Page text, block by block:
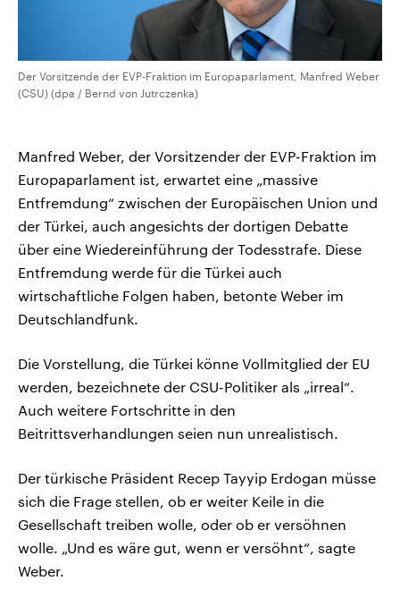
Der Vorsitzende der EVP-Fraktion im Europaparlament, Manfred Weber
(CSU) (dpa / Bernd von Jutrczenka)
Manfred Weber, der Vorsitzender der EVP-Fraktion im
Europaparlament ist, erwartet eine „massive
Entfremdung“ zwischen der Europäischen Union und
der Türkei, auch angesichts der dortigen Debatte
über eine Wiedereinführung der Todesstrafe. Diese
Entfremdung werde für die Türkei auch
wirtschaftliche Folgen haben, betonte Weber im
Deutschlandfunk.
Die Vorstellung, die Türkei könne Vollmitglied der EU
werden, bezeichnete der CSU-Politiker als „irreal“.
Auch weitere Fortschritte in den
Beitrittsverhandlungen seien nun unrealistisch.
Der türkische Präsident Recep Tayyip Erdogan müsse
sich die Frage stellen, ob er weiter Keile in die
Gesellschaft treiben wolle, oder ob er versöhnen
wolle. „Und es wäre gut, wenn er versöhnt“, sagte
Weber.